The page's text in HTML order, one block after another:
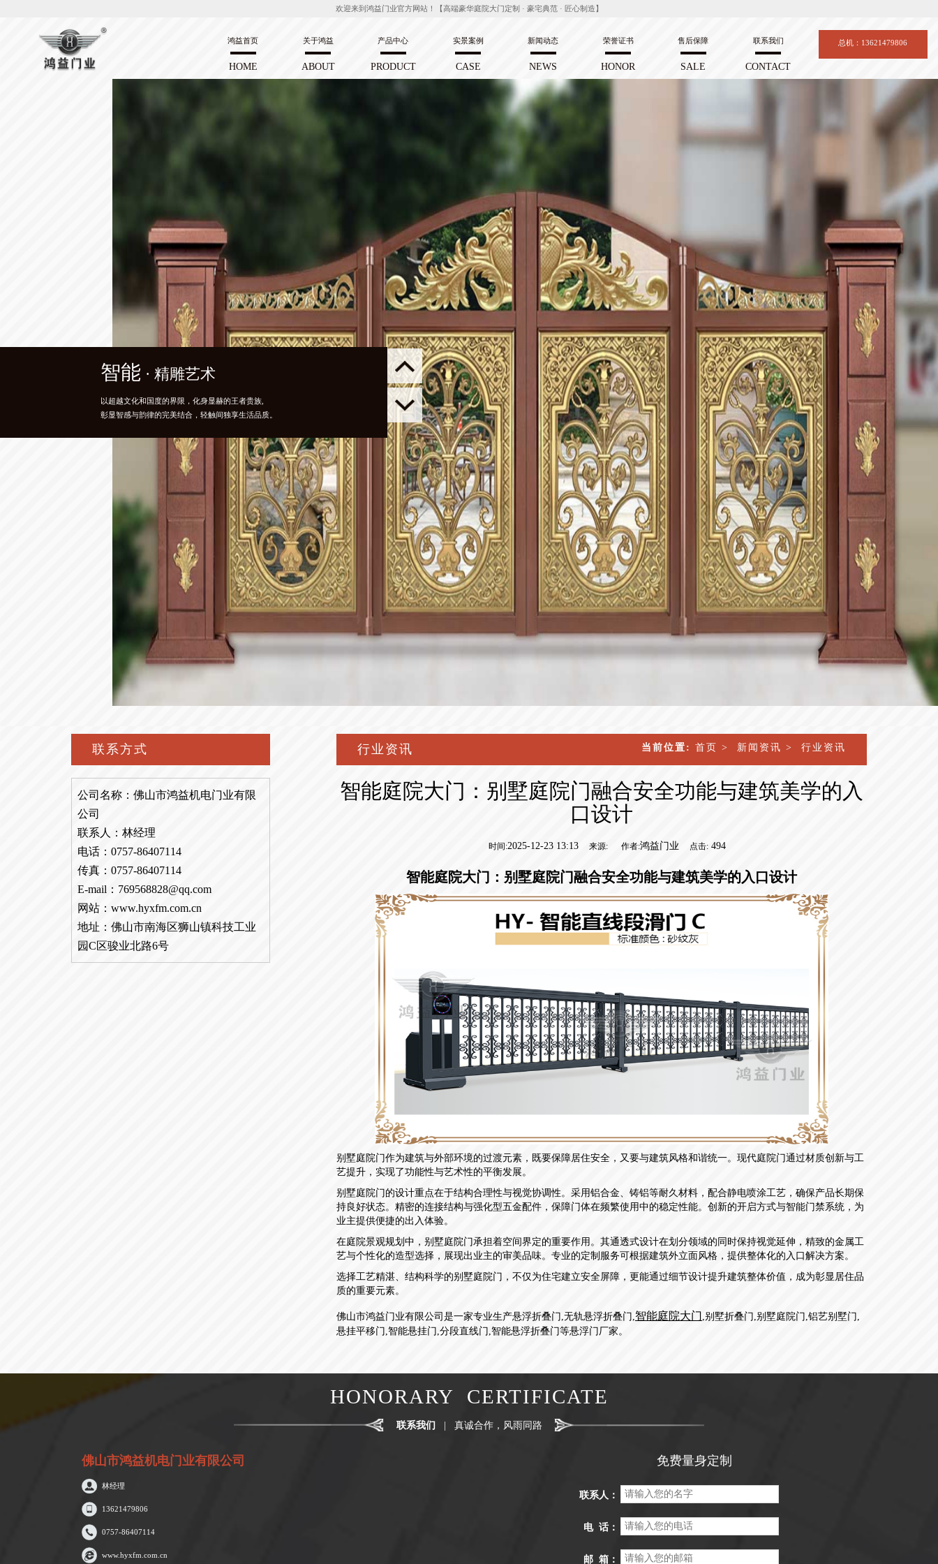
欢迎来到鸿益门业官方网站！【高端豪华庭院大门定制 · 豪宅典范 · 匠心制造】
总机：13621479806
鸿益首页
HOME
关于鸿益
ABOUT
产品中心
PRODUCT
实景案例
CASE
新闻动态
NEWS
荣誉证书
HONOR
售后保障
SALE
联系我们
CONTACT
专注 · 匠心之作
专注创造，需要追求与突破自我，
这是一种前行的信念，一种工匠与生俱来的固执。
智能 · 精雕艺术
以超越文化和国度的界限，化身显赫的王者贵族,
彰显智感与韵律的完美结合，轻触间独享生活品质。
精粹 · 高定之美
满足你对时尚的追求，更提供一个舒适的生活条件，
随意的生活理念，诗语大气，气宇轩昂。
联系方式
公司名称：佛山市鸿益机电门业有限
公司
联系人：林经理
电话：0757-86407114
传真：0757-86407114
E-mail：769568828@qq.com
网站：www.hyxfm.com.cn
地址：佛山市南海区狮山镇科技工业
园C区骏业北路6号
行业资讯 当前位置: 首页 > 新闻资讯 > 行业资讯
智能庭院大门：别墅庭院门融合安全功能与建筑美学的入
口设计
时间:2025-12-23 13:13 来源: 作者:鸿益门业 点击:494
智能庭院大门 ：别墅庭院门融合安全功能与建筑美学的入口设计
别墅庭院门作为建筑与外部环境的过渡元素，既要保障居住安全，又要与建筑风格和谐统一。现代庭院门通过材质创新与工
艺提升，实现了功能性与艺术性的平衡发展。
别墅庭院门的设计重点在于结构合理性与视觉协调性。采用铝合金、铸铝等耐久材料，配合静电喷涂工艺，确保产品长期保
持良好状态。精密的连接结构与强化型五金配件，保障门体在频繁使用中的稳定性能。创新的开启方式与智能门禁系统，为
业主提供便捷的出入体验。
在庭院景观规划中，别墅庭院门承担着空间界定的重要作用。其通透式设计在划分领域的同时保持视觉延伸，精致的金属工
艺与个性化的造型选择，展现出业主的审美品味。专业的定制服务可根据建筑外立面风格，提供整体化的入口解决方案。
选择工艺精湛、结构科学的别墅庭院门，不仅为住宅建立安全屏障，更能通过细节设计提升建筑整体价值，成为彰显居住品
质的重要元素。
佛山市鸿益门业有限公司是一家专业生产悬浮折叠门,无轨悬浮折叠门, 智能庭院大门 别墅折叠门,别墅庭院门,铝艺别墅门,
悬挂平移门,智能悬挂门,分段直线门,智能悬浮折叠门等悬浮门厂家。
HONORARY CERTIFICATE
联系我们 | 真诚合作，风雨同路
佛山市鸿益机电门业有限公司
林经理
13621479806
0757-86407114
www.hyxfm.com.cn
免费量身定制
联系人：
电 话：
邮 箱：